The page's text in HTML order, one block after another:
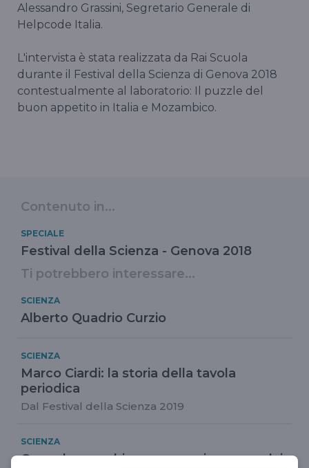
Alessandro Grassini, Segretario Generale di
Helpcode Italia.
L'intervista è stata realizzata da Rai Scuola
durante il Festival della Scienza di Genova 2018
contestualmente al laboratorio: Il puzzle del
buon appetito in Italia e Mozambico.
Contenuto in...
SPECIALE
Festival della Scienza - Genova 2018
Ti potrebbero interessare...
SCIENZA
Alberto Quadrio Curzio
SCIENZA
Marco Ciardi: la storia della tavola
periodica
Dal Festival della Scienza 2019
SCIENZA
Come le macchine possono imparare dai